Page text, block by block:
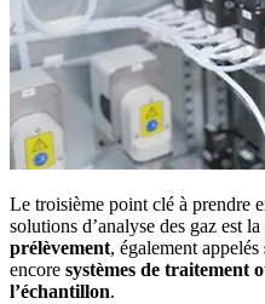
Le troisième point clé à prendre
solutions d’analyse des gaz est
prélèvement, également appelés
encore systèmes de traitement
l’échantillon.